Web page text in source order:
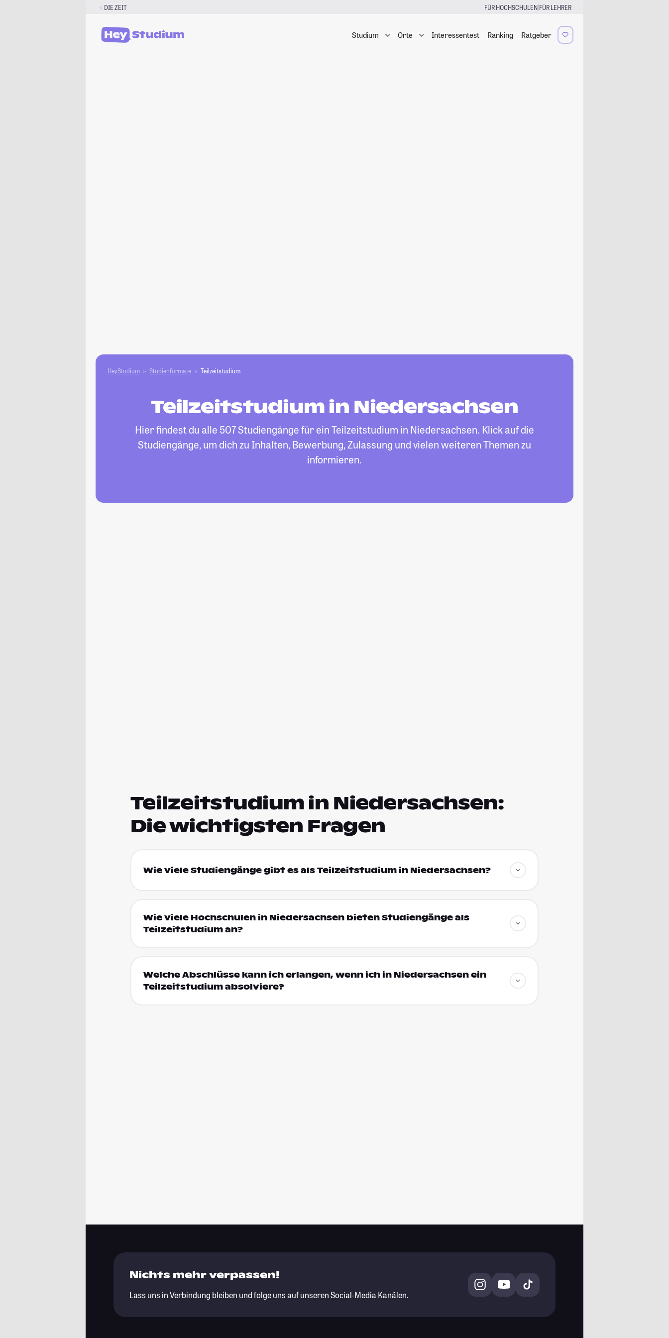
DIE ZEIT FÜR HOCHSCHULEN|FÜR LEHRER
Studium Orte Interessentest Ranking Ratgeber
HeyStudium Studienformate Teilzeitstudium
Teilzeitstudium in Niedersachsen
Hier findest du alle 507 Studiengänge für ein Teilzeitstudium in Niedersachsen. Klick auf die
Studiengänge, um dich zu Inhalten, Bewerbung, Zulassung und vielen weiteren Themen zu
informieren.
Teilzeitstudium in Niedersachsen:
Die wichtigsten Fragen
Wie viele Studiengänge gibt es als Teilzeitstudium in Niedersachsen?
Wie viele Hochschulen in Niedersachsen bieten Studiengänge als
Teilzeitstudium an?
Welche Abschlüsse kann ich erlangen, wenn ich in Niedersachsen ein
Teilzeitstudium absolviere?
Nichts mehr verpassen!
Lass uns in Verbindung bleiben und folge uns auf unseren Social-Media Kanälen.